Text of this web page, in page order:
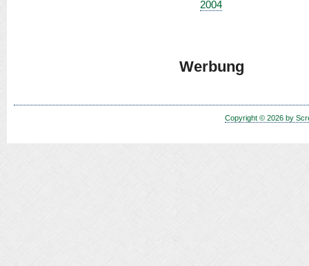
2004
Werbung
Copyright © 2026 by